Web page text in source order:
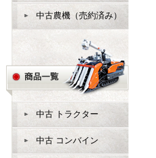
中古農機（売約済み）
中古 トラクター
中古 コンバイン